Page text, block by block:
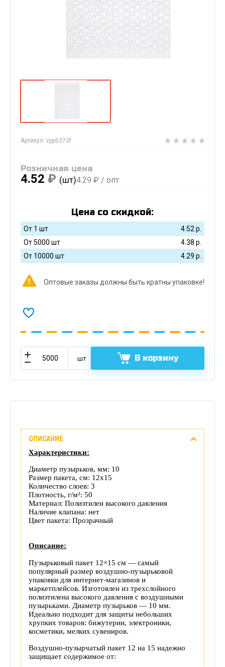
Артикул: vpp6373f
Розничная цена
4.52 ₽ (шт)4.29 ₽ / опт
Цена со скидкой:
От 1 шт 4.52 р.
От 5000 шт
4.38 р.
От 10000 шт
4.29 р.
Оптовые заказы должны быть кратны упаковке!
шт В корзину
Отзывы
(0)
Доставка
этого
товара
ОПИСАНИЕ
Характеристики:
Диаметр пузырьков, мм: 10
Размер пакета, см: 12x15
Количество слоев: 3
Плотность, г/м²: 50
Материал: Полиэтилен высокого давления
Наличие клапана: нет
Цвет пакета: Прозрачный
Описание:
Пузырьковый пакет 12×15 см — самый
популярный размер воздушно-пузырьковой
упаковки для интернет-магазинов и
маркетплейсов. Изготовлен из трехслойного
полиэтилена высокого давления с воздушными
пузырьками. Диаметр пузырьков — 10 мм.
Идеально подходит для защиты небольших
хрупких товаров: бижутерии, электроники,
косметики, мелких сувениров.
Воздушно-пузырчатый пакет 12 на 15 надежно
защищает содержимое от: